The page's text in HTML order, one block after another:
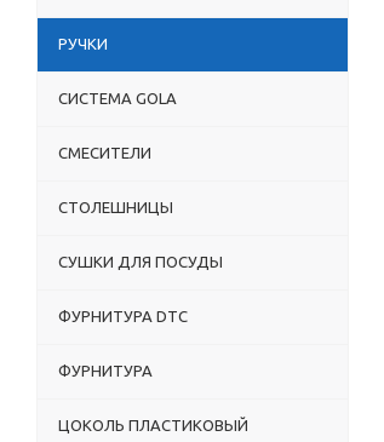
РУЧКИ
СИСТЕМА GOLA
СМЕСИТЕЛИ
СТОЛЕШНИЦЫ
СУШКИ ДЛЯ ПОСУДЫ
ФУРНИТУРА DTC
ФУРНИТУРА
ЦОКОЛЬ ПЛАСТИКОВЫЙ